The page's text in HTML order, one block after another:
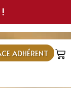
ADHÉRENT